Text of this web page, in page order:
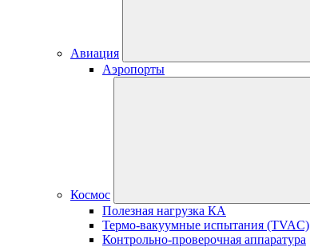
Авиация
Аэропорты
Космос
Полезная нагрузка КА
Термо-вакуумные испытания (TVAC)
Контрольно-проверочная аппаратура